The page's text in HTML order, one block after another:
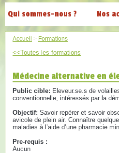
Qui sommes-nous ? Nos
Accueil > Formations
<<Toutes les formations
Médecine alternative en
Public cible: Eleveur.se.s de
conventionnelle, intéressés par la
Objectif: Savoir repérer et savoir
avicole de plein air. Connaître
maladies à l’aide d’une pharmacie
Pre-requis :
Aucun